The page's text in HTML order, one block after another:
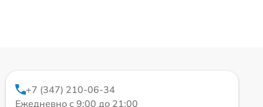
+7 (347) 210-06-34
Ежедневно с 9:00 до 21:00